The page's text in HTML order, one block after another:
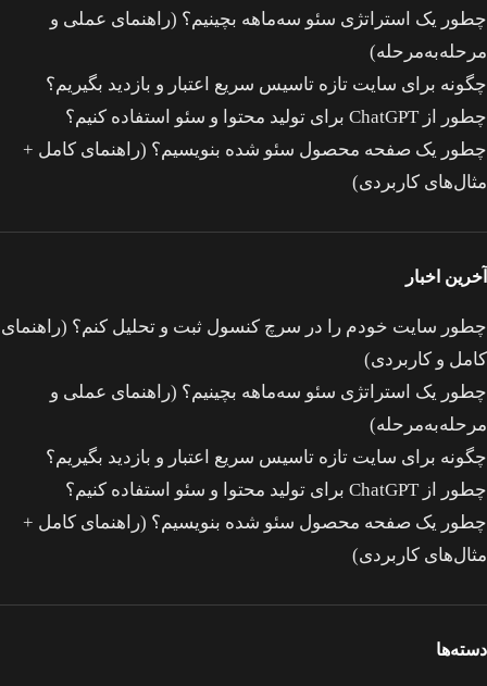
چطور یک استراتژی سئو سه‌ماهه بچینیم؟ (راهنمای عملی و
مرحله‌به‌مرحله)
چگونه برای سایت تازه‌ تاسیس سریع اعتبار و بازدید بگیریم؟
چطور از ChatGPT برای تولید محتوا و سئو استفاده کنیم؟
چطور یک صفحه محصول سئو شده بنویسیم؟ (راهنمای کامل +
مثال‌های کاربردی)
آخرین اخبار
چطور سایت خودم را در سرچ کنسول ثبت و تحلیل کنم؟ (راهنمای
کامل و کاربردی)
چطور یک استراتژی سئو سه‌ماهه بچینیم؟ (راهنمای عملی و
مرحله‌به‌مرحله)
چگونه برای سایت تازه‌ تاسیس سریع اعتبار و بازدید بگیریم؟
چطور از ChatGPT برای تولید محتوا و سئو استفاده کنیم؟
چطور یک صفحه محصول سئو شده بنویسیم؟ (راهنمای کامل +
مثال‌های کاربردی)
دسته‌ها